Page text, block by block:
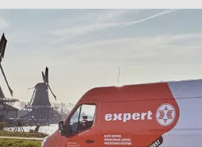
LINK BTN